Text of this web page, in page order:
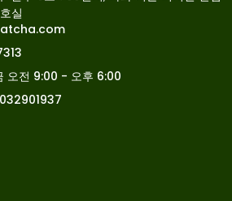
실
오전 9:00 - 오후 6:00